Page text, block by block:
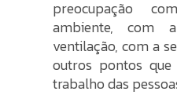
preocupação
ambiente, com
ventilação, com a
outros pontos
trabalho das